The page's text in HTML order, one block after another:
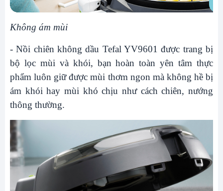
Không ám mùi
- Nồi chiên không dầu Tefal YV9601 được trang bị
bộ lọc mùi và khói, bạn hoàn toàn yên tâm thực
phẩm luôn giữ được mùi thơm ngon mà không hề bị
ám khói hay mùi khó chịu như cách chiên, nướng
thông thường.